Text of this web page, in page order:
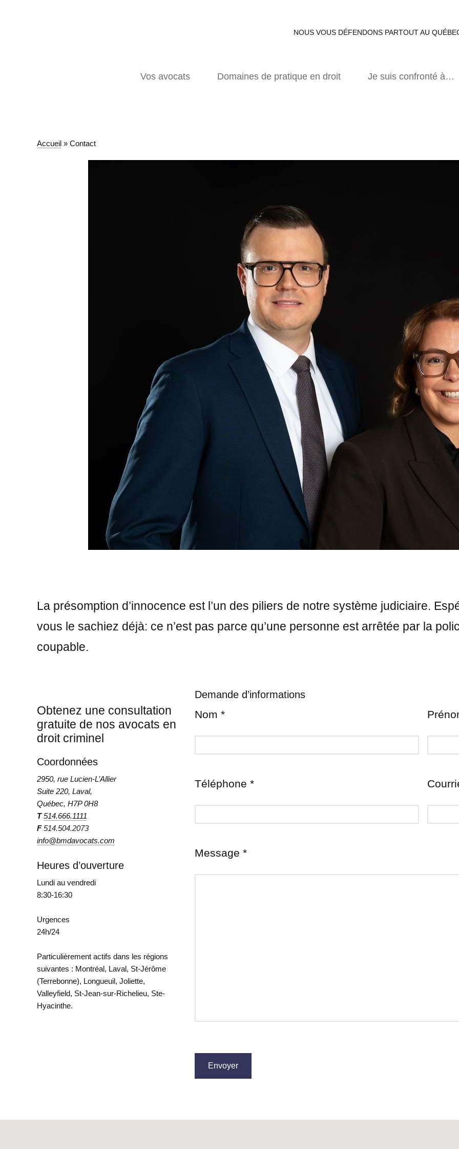
NOUS VOUS DÉFENDONS PARTOUT AU
Vos avocats Domaines de pratique en droit Je suis confronté à…
Accueil » Contact
La présomption d’innocence est l’un des piliers de notre système judiciaire.
vous le sachiez déjà: ce n’est pas parce qu’une personne est arrêtée par la
coupable.
Obtenez une consultation
gratuite de nos avocats en
droit criminel
Coordonnées
2950, rue Lucien-L’Allier
Suite 220, Laval,
Québec, H7P 0H8
T 514.666.1111
F 514.504.2073
info@bmdavocats.com
Heures d’ouverture
Lundi au vendredi
8:30-16:30
Urgences
24h/24
Particulièrement actifs dans les régions
suivantes : Montréal, Laval, St-Jérôme
(Terrebonne), Longueuil, Joliette,
Valleyfield, St-Jean-sur-Richelieu, Ste-
Hyacinthe.
Demande d’informations
Nom *
Téléphone *
Message *